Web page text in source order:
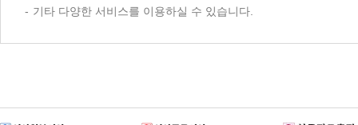
기타 다양한 서비스를 이용하실 수 있습니다.